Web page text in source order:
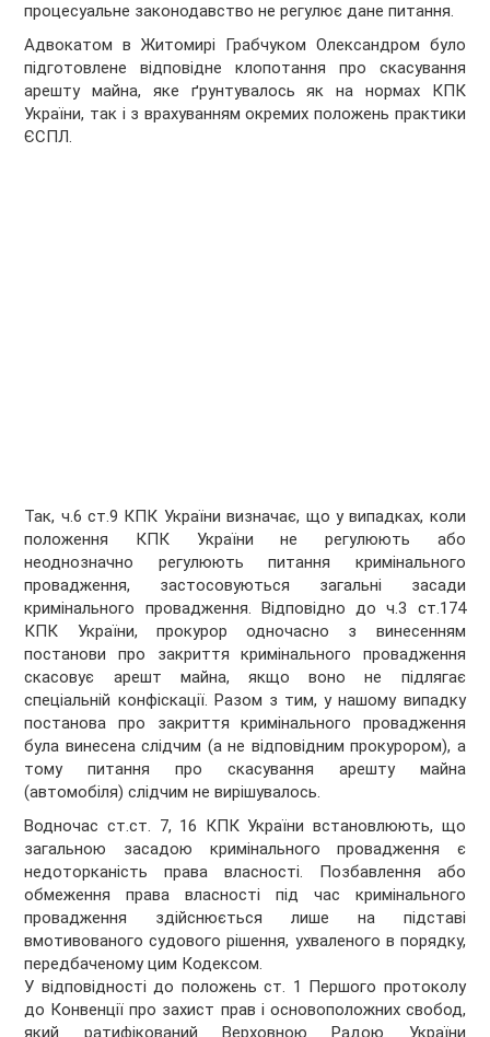
процесуальне законодавство не регулює дане питання.
Адвокатом в Житомирі Грабчуком Олександром було
підготовлене відповідне клопотання про скасування
арешту майна, яке ґрунтувалось як на нормах КПК
України, так і з врахуванням окремих положень практики
ЄСПЛ.
Так, ч.6 ст.9 КПК України визначає, що у випадках, коли
положення КПК України не регулюють або
неоднозначно регулюють питання кримінального
провадження, застосовуються загальні засади
кримінального провадження. Відповідно до ч.3 ст.174
КПК України, прокурор одночасно з винесенням
постанови про закриття кримінального провадження
скасовує арешт майна, якщо воно не підлягає
спеціальній конфіскації. Разом з тим, у нашому випадку
постанова про закриття кримінального провадження
була винесена слідчим (а не відповідним прокурором), а
тому питання про скасування арешту майна
(автомобіля) слідчим не вирішувалось.
Водночас ст.ст. 7, 16 КПК України встановлюють, що
загальною засадою кримінального провадження є
недоторканість права власності. Позбавлення або
обмеження права власності під час кримінального
провадження здійснюється лише на підставі
вмотивованого судового рішення, ухваленого в порядку,
передбаченому цим Кодексом.
У відповідності до положень ст. 1 Першого протоколу
до Конвенції про захист прав і основоположних свобод,
який ратифікований Верховною Радою України